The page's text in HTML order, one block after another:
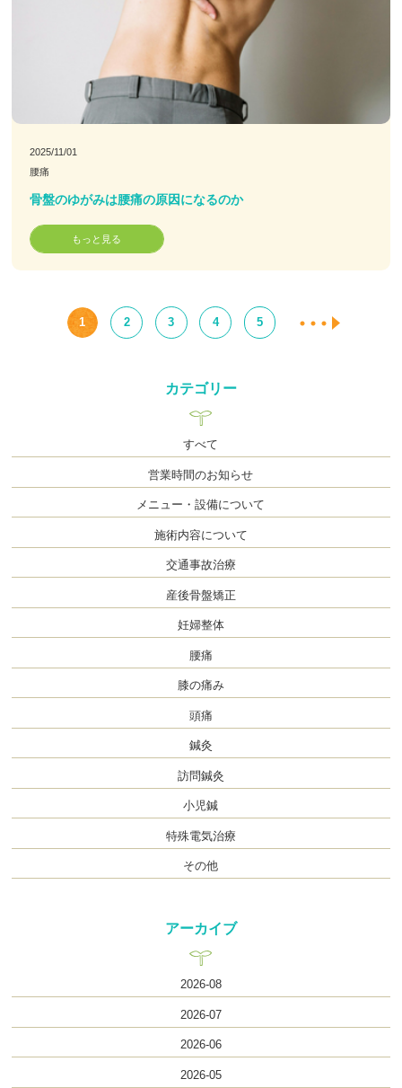
2025/11/01
腰痛
骨盤のゆがみは腰痛の原因になるのか
もっと見る
1 2 3 4 5
カテゴリー
すべて
営業時間のお知らせ
メニュー・設備について
施術内容について
交通事故治療
産後骨盤矯正
妊婦整体
腰痛
膝の痛み
頭痛
鍼灸
訪問鍼灸
小児鍼
特殊電気治療
その他
アーカイブ
2026-08
2026-07
2026-06
2026-05